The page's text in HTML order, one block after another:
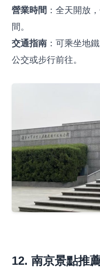
營業時間 ：全天開放
間。
交通指南 ：可乘坐地
公交或步行前往。
12. 南京景點推